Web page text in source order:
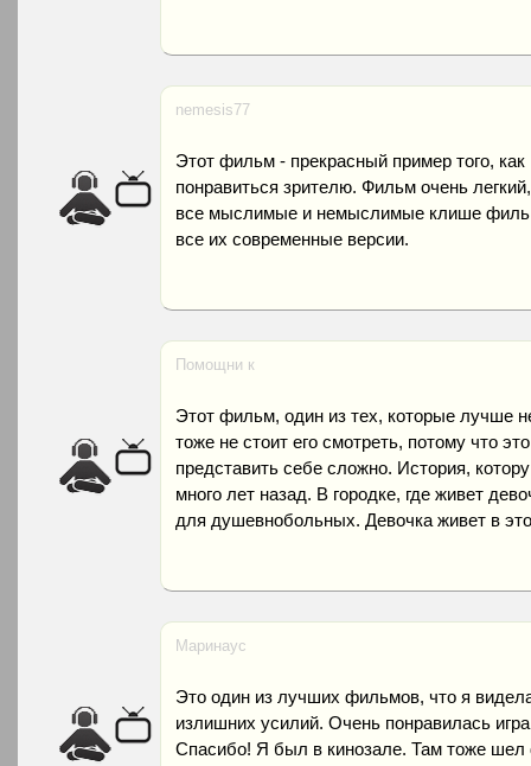
nemesis77
Этот фильм - прекрасный пример того,
понравиться зрителю. Фильм очень
все мыслимые и немыслимые клише
все их современные версии.
Помощни к
Этот фильм, один из тех, которые лучше
тоже не стоит его смотреть, потому что
представить себе сложно. История,
много лет назад. В городке, где живет
для душевнобольных. Девочка живет в
Маринаус
Это один из лучших фильмов, что я
излишних усилий. Очень понравилась
Спасибо! Я был в кинозале. Там тоже